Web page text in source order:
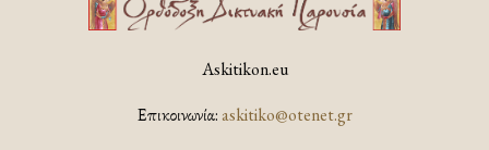
Askitikon.eu
Επικοινωνία:askitiko@otenet.gr